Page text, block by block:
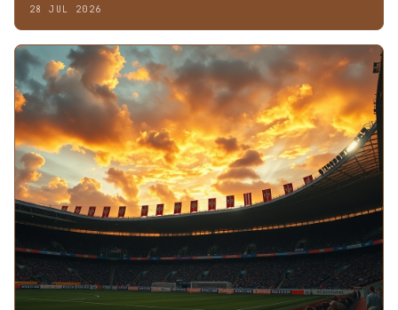
28 JUL 2026